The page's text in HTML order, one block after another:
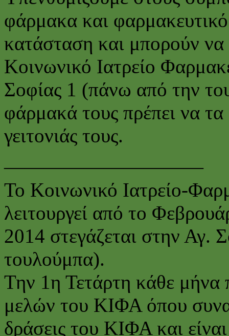
φάρμακα και
κατάσταση και μπορούν
Κοινωνικό Ιατρείο
Σοφίας 1 (πάνω από την
φάρμακά τους πρέπει να
γειτονιάς τους.
——————————
Το Κοινωνικό Ιατρείο-
λειτουργεί από το
2014 στεγάζεται στην Αγ.
τουλούμπα).
Την 1η Τετάρτη κάθε μήνα
μελών του ΚΙΦΑ όπου
δράσεις του ΚΙΦΑ και